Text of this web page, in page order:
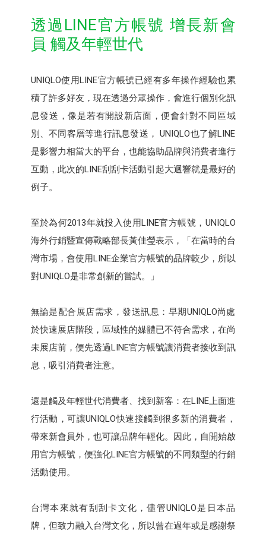
透過LINE官方帳號 增長新會
員 觸及年輕世代
UNIQLO使用LINE官方帳號已經有多年操作經驗也累
積了許多好友，現在透過分眾操作，會進行個別化訊
息發送，像是若有開設新店面，便會針對不同區域
別、不同客層等進行訊息發送， UNIQLO也了解LINE
是影響力相當大的平台，也能協助品牌與消費者進行
互動，此次的LINE刮刮卡活動引起大迴響就是最好的
例子。
至於為何2013年就投入使用LINE官方帳號，UNIQLO
海外行銷暨宣傳戰略部長黃佳瑩表示，「在當時的台
灣市場，會使用LINE企業官方帳號的品牌較少，所以
對UNIQLO是非常創新的嘗試。」
無論是配合展店需求，發送訊息：早期UNIQLO尚處
於快速展店階段，區域性的媒體已不符合需求，在尚
未展店前，便先透過LINE官方帳號讓消費者接收到訊
息，吸引消費者注意。
還是觸及年輕世代消費者、找到新客：在LINE上面進
行活動，可讓UNIQLO快速接觸到很多新的消費者，
帶來新會員外，也可讓品牌年輕化。因此，自開始啟
用官方帳號，便強化LINE官方帳號的不同類型的行銷
活動使用。
台灣本來就有刮刮卡文化，儘管UNIQLO是日本品
牌，但致力融入台灣文化，所以曾在過年或是感謝祭